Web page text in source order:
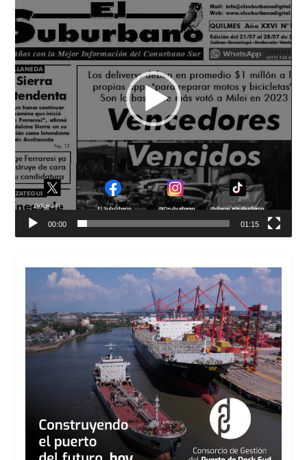
00:00 01:15